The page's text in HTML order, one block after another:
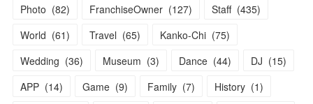
Photo (82) FranchiseOwner (127) Staff (435)
World (61) Travel (65) Kanko-Chi (75)
Wedding (36) Museum (3) Dance (44) DJ (15)
APP (14) Game (9) Family (7) History (1)